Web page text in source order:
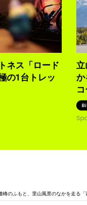
ネス「ロード
の1台トレッ
か
コ
峰のふもと、里山風景のなかを走る「